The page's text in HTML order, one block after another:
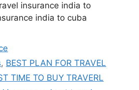
insurance india to
india to cuba
, BEST PLAN FOR TRAVEL
TIME TO BUY TRAVERL